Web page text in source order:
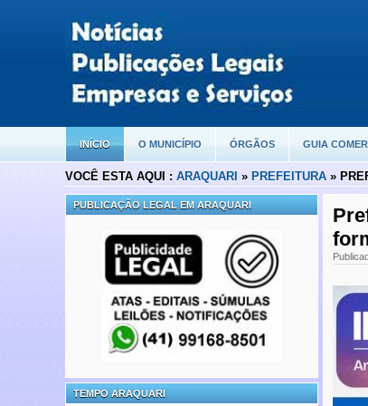
INÍCIO O MUNICÍPIO ÓRGÃOS GUIA
VOCÊ ESTA AQUI : ARAQUARI » PREFEITURA »
PUBLICAÇÃO LEGAL EM ARAQUARI
TEMPO ARAQUARI